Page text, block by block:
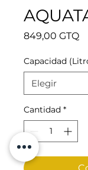
849,00 GTQ
Capacidad
Cantidad *